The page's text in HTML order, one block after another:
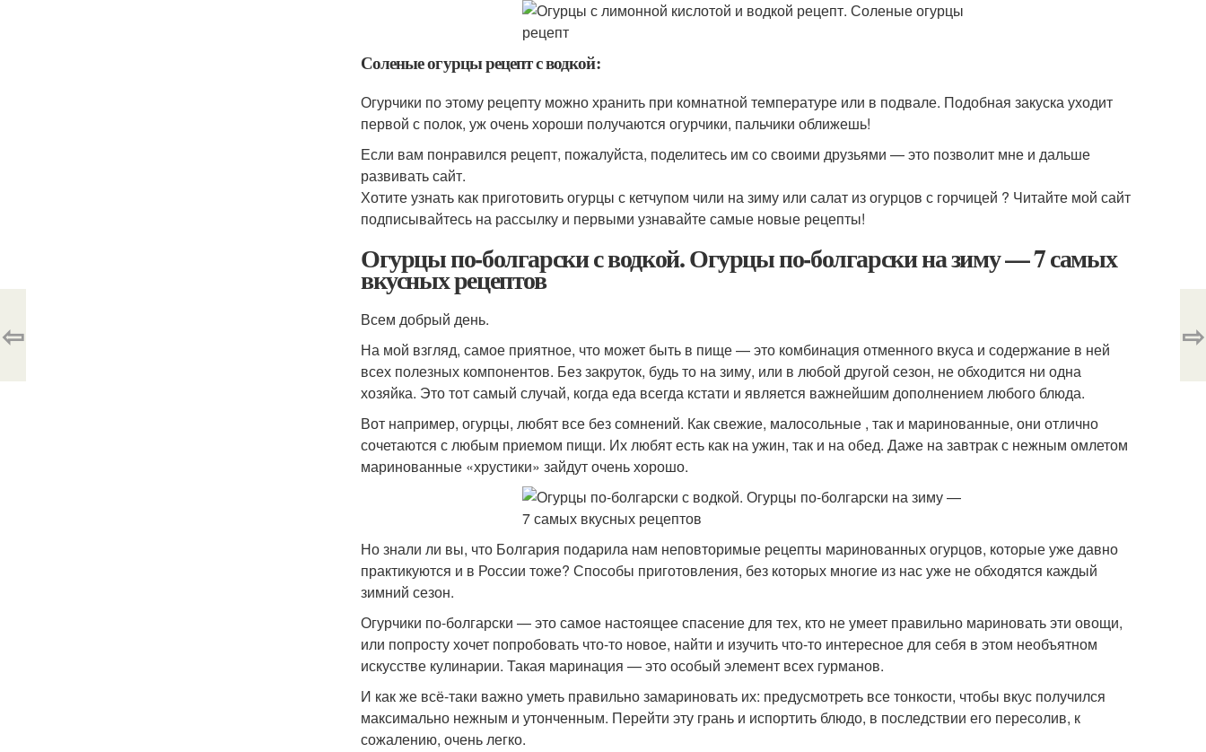
Соленые огурцы рецепт с водкой:
Огурчики по этому рецепту можно хранить при комнатной температуре или в подвале. Подобная закуска уходит
первой с полок, уж очень хороши получаются огурчики, пальчики оближешь!
Если вам понравился рецепт, пожалуйста, поделитесь им со своими друзьями — это позволит мне и дальше
развивать сайт.
Хотите узнать как приготовить огурцы с кетчупом чили на зиму или салат из огурцов с горчицей ? Читайте мой сайт
подписывайтесь на рассылку и первыми узнавайте самые новые рецепты!
Огурцы по-болгарски с водкой. Огурцы по-болгарски на зиму — 7 самых
вкусных рецептов
Всем добрый день.
На мой взгляд, самое приятное, что может быть в пище — это комбинация отменного вкуса и содержание в ней
всех полезных компонентов. Без закруток, будь то на зиму, или в любой другой сезон, не обходится ни одна
хозяйка. Это тот самый случай, когда еда всегда кстати и является важнейшим дополнением любого блюда.
Вот например, огурцы, любят все без сомнений. Как свежие, малосольные , так и маринованные, они отлично
сочетаются с любым приемом пищи. Их любят есть как на ужин, так и на обед. Даже на завтрак с нежным омлетом
маринованные «хрустики» зайдут очень хорошо.
Но знали ли вы, что Болгария подарила нам неповторимые рецепты маринованных огурцов, которые уже давно
практикуются и в России тоже? Способы приготовления, без которых многие из нас уже не обходятся каждый
зимний сезон.
Огурчики по-болгарски — это самое настоящее спасение для тех, кто не умеет правильно мариновать эти овощи,
или попросту хочет попробовать что-то новое, найти и изучить что-то интересное для себя в этом необъятном
искусстве кулинарии. Такая маринация — это особый элемент всех гурманов.
И как же всё-таки важно уметь правильно замариновать их: предусмотреть все тонкости, чтобы вкус получился
максимально нежным и утонченным. Перейти эту грань и испортить блюдо, в последствии его пересолив, к
сожалению, очень легко.
⇦ ⇨